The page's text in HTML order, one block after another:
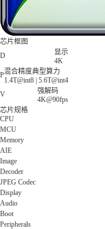
芯片框图
D
显示
4K
P混合精度典型算力
1.4T@int8 | 5.6T@int4
V
强解码
4K@90fps
芯片规格
CPU
MCU
Memory
AIE
Image
Decoder
JPEG Codec
Display
Audio
Boot
Peripherals